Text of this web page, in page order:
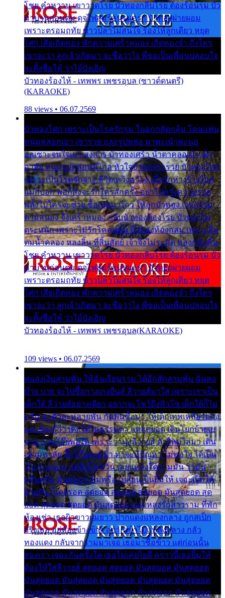
โชย คำหวาน เขาวาดโรย บัวทองกลีบโรย ต้องร้อนรุม บัว
มาบานก่อนตูม ดุจไฟสุมร้อนรุมอุรา บัวทองผ่ายผอม
เพราะตรอมฤทัย ข้าวปลาไม่สนใจ ร้องไห้ลูกเดียว หยุด
โศก เสียเถิดทอง พักความเศร้าหมอง เถิดทองจ๋า ถึงใคร
เขาจะว่า ลูกเจ้าเกิดมา จะชื่อว่าไง พี่ขอเป็นเพื่อนปลอบใจ
จะตั้งชื่อให้ ว่าไอ้บังเอิญ
บัวทองร้องไห้ - เทพพร เพชรอุบล (ซาวด์ดนตรี)
(KARAOKE)
88 views • 06.07.2569
บัวทองโศก เพราะเป็นโรครักรุม ในอกกลัดกลุ้ม โดนแฟน
หนุ่มหลอกเอา เขารวย และรูปหล่อ มาพะเน้าพะนอ
ออเซาะจนใจเบา สงสาร บัวทองเศร้า น้ำตาคลอเบ้า เฝ้า
อาลัย หนุ่มรูปหล่อหนีไกล หัวใจบัวทองระรวย บัวทองโศก
เพราะเป็นโรครักจาง ชีวิตเคว้งคว้าง เมื่อรักห่างร้างไกล
แม่ก็บอก พ่อก็สั่งจะรักใครสักครั้ง อย่าไปหวังความรวย
พลั้งไปใครจะช่วย ซื้อเปลมาไกว ให้ลูกบัวทอง เวรกรรม
ตามสนอง จึงเศร้าหมอง กลีบบัวทองต้องโรย บัวทองไม่
ตระหนัก เพราะไม่รักโคลนตม บัวทองท้องกลม เพราะลืม
ตมน้ำคลอง หลงลิ้น ที่สิ้นสัตย์ เจ้าจึงไม่ระมัด หลงกลิ่นลิ้น
โชย คำหวาน เขาวาดโรย บัวทองกลีบโรย ต้องร้อนรุม บัว
มาบานก่อนตูม ดุจไฟสุมร้อนรุมอุรา บัวทองผ่ายผอม
เพราะตรอมฤทัย ข้าวปลาไม่สนใจ ร้องไห้ลูกเดียว หยุด
โศก เสียเถิดทอง พักความเศร้าหมอง เถิดทองจ๋า ถึงใคร
เขาจะว่า ลูกเจ้าเกิดมา จะชื่อว่าไง พี่ขอเป็นเพื่อนปลอบใจ
จะตั้งชื่อให้ ว่าไอ้บังเอิญ
บัวทองร้องไห้ - เทพพร เพชรอุบล(KARAOKE)
109 views • 06.07.2569
พ่อส่งเงินสามพัน ให้ฉันเรียนราม ได้อีกสักสามพัน ฉันคง
บ๊าย บาย จะไปซื้อกางเกงยีนส์ ลีวายส์มาใส่ เพราะเราเป็น
เด็กใต้ ลีวายส์อย่างเดียว อยากจะโชว์ถึงหิวโซ เด็กใต้ก็ไม่
หวั่น ตกตัวละหลายพัน กัดฟันซื้อมา ให้เด็กเทพเหลียวมอง
และต้องรู้ว่า เด็กใต้ไม่ธรรมดา แต่สุดยอด เดินโยกย้ายเย
ยวน กวนโอ๊ยพอได้ เพราะว่านุ่งลีวายส์ ตัวใหม่ใส่มา เดิน
เข้ามหาลัย จิ๊กโก๊มองหน้า ท่าจะมีปัญหา ไม่พอใจ ได้เป็น
เรื่องแน่นอน แต่ฉันไม่หวั่น เลยแหลงใต้ถามมัน ว่ามัน
พรั่นพรือ มันตอบว่าไม่พรื่อ เปลี่ยนเป็นยิ้มให้ เจอะเด็กใต้
ด้วยกัน ก็เลยรอด สุดยอด สุดยอด สุดยอด มันสุดยอด สุด
ยอด สุดยอด สุดยอด มันสุดยอด แอบหลงรักสาวราม ที่พัก
ห้องเช่า เธอผิวขาวผมยาว ปากแดงแหลงกลาง ถูกสเป็ก
จริงเธอ อยู่ห้องข้างข้าง อยากเข้าไปแหลงกลาง กลัว
ทองแดง กลับจากรามมาเจอ เธอมาซื้อข้าว แต่ก่อนนั้น
สองเรา เจอะกันครั้งใด เธอไม่เคยไยดี คราวนี้เธอยิ้มให้
ต้องให้ใส่ลีวายส์ สุดยอด สุดยอด มันสุดยอด มันสุดยอด
มันสุดยอด มันสุดยอด มันสุดยอด มันสุดยอด มันสุดยอด
มันสุดยอด มันสุดยอด มันสุดยอด มันสุดยอด มันสุดยอด